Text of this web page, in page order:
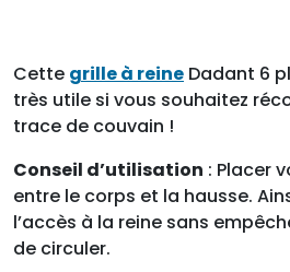
Cette grille à reine Dadant 6
très utile si vous souhaitez
trace de couvain !
Conseil d’utilisation : Placer
entre le corps et la hausse.
l’accès à la reine sans
de circuler.